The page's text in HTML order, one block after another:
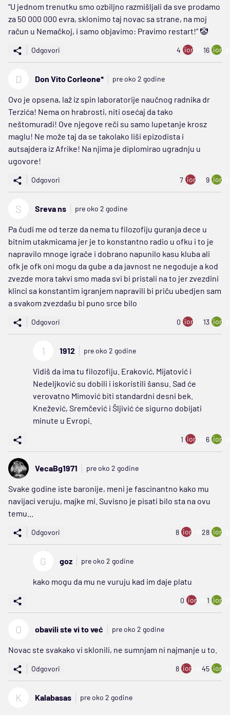
“U jednom trenutku smo ozbiljno razmišljali da sve prodamo
za 50 000 000 evra, sklonimo taj novac sa strane, na moj
račun u Nemačkoj, i samo objavimo: Pravimo restart!” 🤡
Odgovori 4 ion:minus
16
D Don Vito Corleone* pre oko 2 godine
Ovo je opsena, laž iz spin laboratorije naučnog radnika dr
Terzića! Nema on hrabrosti, niti osećaj da tako
neštomuradi! Ove njegove reči su samo lupetanje krosz
maglu! Ne može taj da se takolako liši epizodista i
autsajdera iz Afrike! Na njima je diplomirao ugradnju u
ugovore!
Odgovori 7 ion:minus
9
S Sreva ns pre oko 2 godine
Pa čudi me od terze da nema tu filozofiju guranja dece u
bitnim utakmicama jer je to konstantno radio u ofku i to je
napravilo mnoge igrače i dobrano napunilo kasu kluba ali
ofk je ofk oni mogu da gube a da javnost ne negoduje a kod
zvezde mora takvi smo mada svi bi pristali na to jer zvezdini
klinci sa konstantim igranjem napravili bi priču ubedjen sam
a svakom zvezdašu bi puno srce bilo
Odgovori 0 ion:minus
13
1 1912 pre oko 2 godine
Vidiš da ima tu filozofiju. Eraković, Mijatović i
Nedeljković su dobili i iskoristili šansu. Sad će
verovatno Mimović biti standardni desni bek.
Knežević, Sremčević i Šljivić će sigurno dobijati
minute u Evropi.
1 ion:minus
6
VecaBg1971 pre oko 2 godine
Svake godine iste baronije, meni je fascinantno kako mu
navijaci veruju, majke mi. Suvisno je pisati bilo sta na ovu
temu...
Odgovori 8 ion:minus
28
G goz pre oko 2 godine
kako mogu da mu ne vuruju kad im daje platu
0 ion:minus
1
O obavili ste vi to već pre oko 2 godine
Novac ste svakako vi sklonili, ne sumnjam ni najmanje u to.
Odgovori 8 ion:minus
45
K Kalabasas pre oko 2 godine